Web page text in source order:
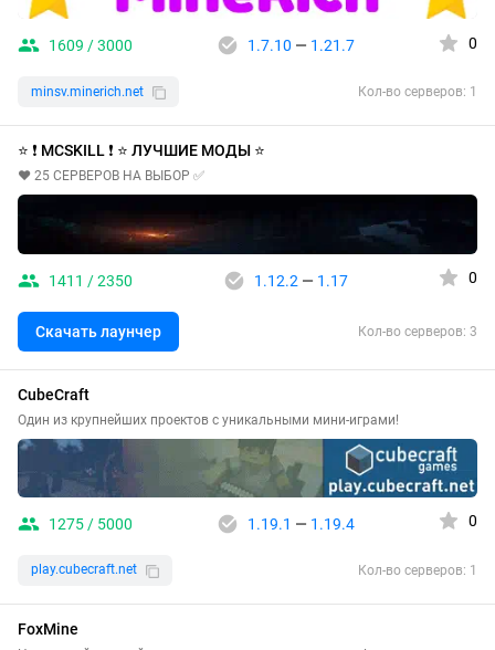
1609 / 3000 1.7.10 — 1.21.7 0
minsv.minerich.net Кол-во серверов: 1
⭐ ❗ MCSKILL ❗ ⭐ ЛУЧШИЕ МОДЫ ⭐
❤️ 25 СЕРВЕРОВ НА ВЫБОР ✅
1411 / 2350 1.12.2 — 1.17 0
Скачать лаунчер Кол-во серверов: 3
CubeCraft
Один из крупнейших проектов с уникальными мини-играми!
1275 / 5000 1.19.1 — 1.19.4 0
play.cubecraft.net Кол-во серверов: 1
FoxMine